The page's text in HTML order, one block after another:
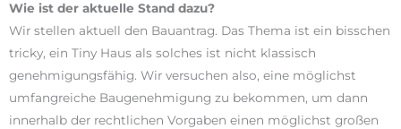
Wie ist der aktuelle Stand dazu?
Wir stellen aktuell den Bauantrag. Das Thema ist ein bisschen
tricky, ein Tiny Haus als solches ist nicht klassisch
genehmigungsfähig. Wir versuchen also, eine möglichst
umfangreiche Baugenehmigung zu bekommen, um dann
innerhalb der rechtlichen Vorgaben einen möglichst großen